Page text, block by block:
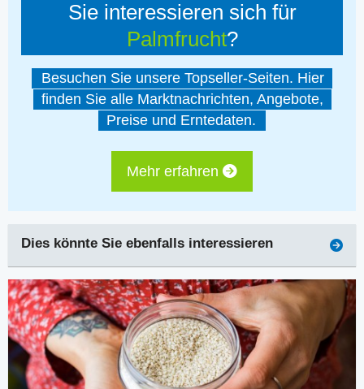
Sie interessieren sich für
Palmfrucht?
Besuchen Sie unsere Topseller-Seiten. Hier
finden Sie alle Marktnachrichten, Angebote,
Preise und Erntedaten.
Mehr erfahren
Dies könnte Sie ebenfalls interessieren